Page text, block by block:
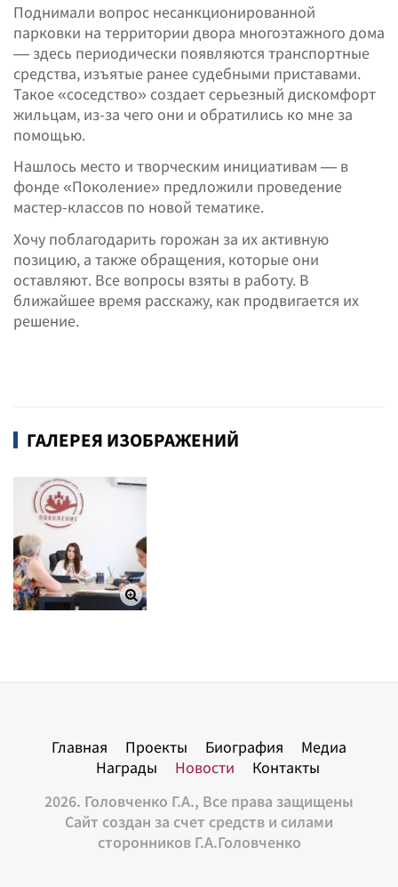
Поднимали вопрос несанкционированной
парковки на территории двора многоэтажного дома
— здесь периодически появляются транспортные
средства, изъятые ранее судебными приставами.
Такое «соседство» создает серьезный дискомфорт
жильцам, из-за чего они и обратились ко мне за
помощью.
Нашлось место и творческим инициативам — в
фонде «Поколение» предложили проведение
мастер-классов по новой тематике.
Хочу поблагодарить горожан за их активную
позицию, а также обращения, которые они
оставляют. Все вопросы взяты в работу. В
ближайшее время расскажу, как продвигается их
решение.
ГАЛЕРЕЯ ИЗОБРАЖЕНИЙ
2026. Головченко Г.А., Все права защищены
Сайт создан за счет средств и силами
сторонников Г.А.Головченко
Главная Проекты Биография
Медиа
Награды
Новости Контакты